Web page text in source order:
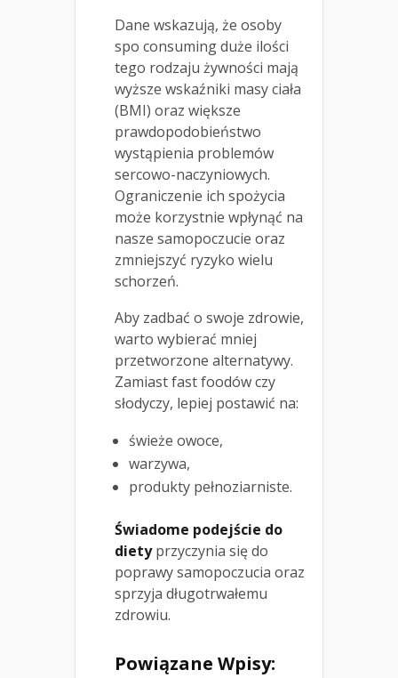
Dane wskazują, że osoby
spo consuming duże ilości
tego rodzaju żywności mają
wyższe wskaźniki masy ciała
(BMI) oraz większe
prawdopodobieństwo
wystąpienia problemów
sercowo-naczyniowych.
Ograniczenie ich spożycia
może korzystnie wpłynąć na
nasze samopoczucie oraz
zmniejszyć ryzyko wielu
schorzeń.
Aby zadbać o swoje zdrowie,
warto wybierać mniej
przetworzone alternatywy.
Zamiast fast foodów czy
słodyczy, lepiej postawić na:
świeże owoce,
warzywa,
produkty pełnoziarniste.
Świadome podejście do
dietyprzyczynia się do
poprawy samopoczucia oraz
sprzyja długotrwałemu
zdrowiu.
Powiązane Wpisy: